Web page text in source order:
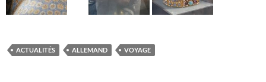
ACTUALITÉS ALLEMAND VOYAGE